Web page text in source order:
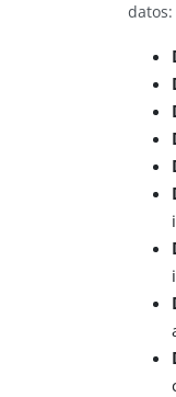
datos: